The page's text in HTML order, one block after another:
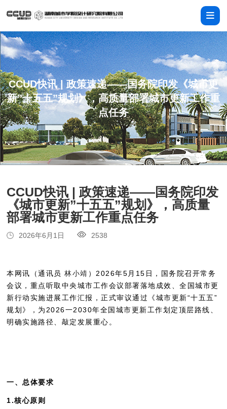
CCUD快讯 | 政策速递——国务院印发《城市更
新”十五五”规划》，高质量部署城市更新工作重
点任务
CCUD快讯 | 政策速递——国务院印发
《城市更新”十五五”规划》，高质量
部署城市更新工作重点任务
2026年6月1日 2538
本网讯（通讯员林小靖 ）2026年5月15日，国务院召开常务
会议，重点听取中央城市工作会议部署落地成效、全国城市更
新行动实施进展工作汇报，正式审议通过《城市更新“十五五”
规划》，为2026一2030年全国城市更新工作划定顶层路线、
明确实施路径、敲定发展重心。
一、总体要求
1.核心原则